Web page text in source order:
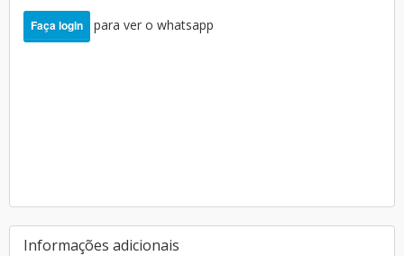
Faça login para ver o whatsapp
Informações adicionais